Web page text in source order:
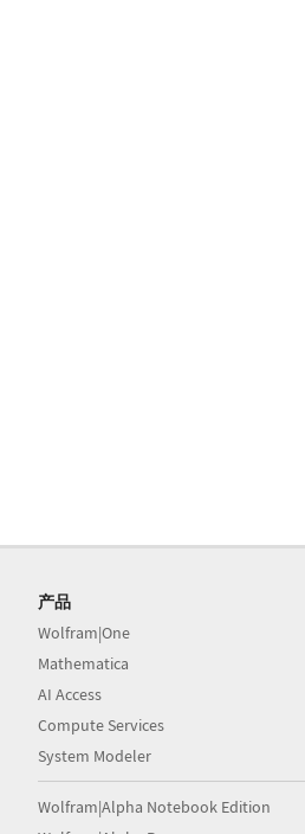
产品
Wolfram|One
Mathematica
AI Access
Compute Services
System Modeler
Wolfram|Alpha Notebook Edition